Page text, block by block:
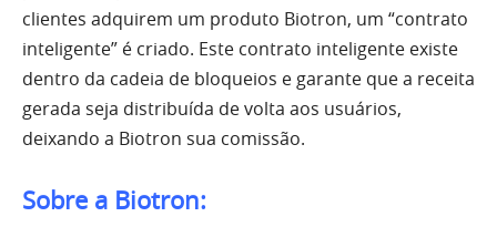
clientes adquirem um produto Biotron, um “contrato
inteligente” é criado. Este contrato inteligente existe
dentro da cadeia de bloqueios e garante que a receita
gerada seja distribuída de volta aos usuários,
deixando a Biotron sua comissão.
Sobre a Biotron: